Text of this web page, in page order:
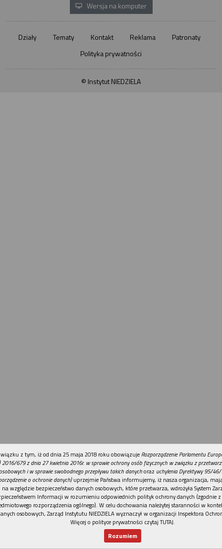
Wersja na komputer
Działy Tematy Kontakt Reklama
Patronaty
Polityka prywatności
© Instytut NIEDZIELA
z tym, iż od dnia 25 maja 2018 roku obowiązuje Rozporządzenie Parlamentu
2016/679 z dnia 27 kwietnia 2016r. w sprawie ochrony osób fizycznych w związku z
i w sprawie swobodnego przepływu takich danychoraz uchylenia Dyrektywy 95/46/
o ochronie danych)uprzejmie Państwa informujemy, iż nasza organizacja,
na względzie bezpieczeństwo danych osobowych, które przetwarza, wdrożyła System
Informacji w rozumieniu odpowiednich polityk ochrony danych (zgodnie
rozporządzenia ogólnego). W celu dochowania należytej staranności w
osobowych, Zarząd Instytutu NIEDZIELA wyznaczył w organizacji Inspektora
Więcej o polityce prywatności czytaj TUTAJ.
Rozumiem